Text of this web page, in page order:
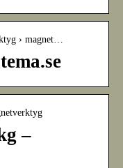
› magnet…
–